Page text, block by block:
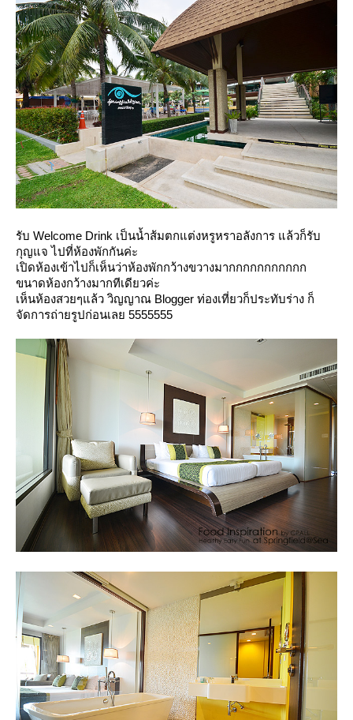
รับ Welcome Drink เป็นน้ำส้มตกแต่งหรูหราอลังการ แล้วก็รับ
กุญแจ ไปที่ห้องพักกันค่ะ
เปิดห้องเข้าไปก็เห็นว่าห้องพักกว้างขวางมากกกกกกกกกกก
ขนาดห้องกว้างมากทีเดียวค่ะ
เห็นห้องสวยๆแล้ว วิญญาณ Blogger ท่องเที่ยวก็ประทับร่าง ก็
จัดการถ่ายรูปก่อนเลย 5555555